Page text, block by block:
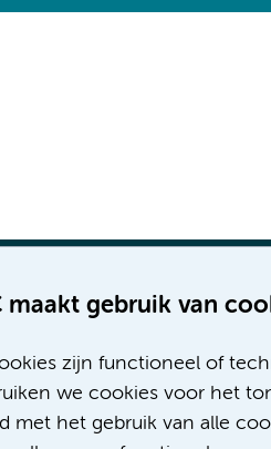
maakt gebruik van
zijn functioneel of
we cookies voor het
met het gebruik van alle
VUmc
1117
HV Amsterdam